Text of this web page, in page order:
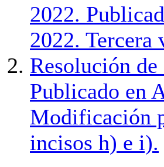
2022.
2022. Tercera
Resolución
Publicado en
Modificación
incisos h) e i).